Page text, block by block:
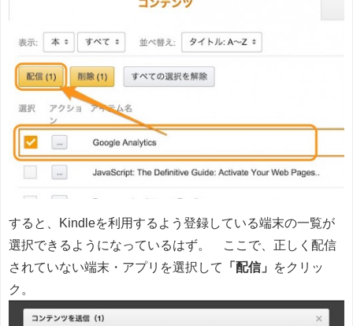
すると、Kindleを利用するよう登録している端末の一覧が
選択できるようになっているはず。 ここで、正しく配信
されていない端末・アプリを選択して
「配信」
をクリッ
ク。